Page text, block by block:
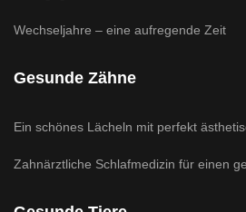
Wechseljahre – eine aufregende Zeit
Gesunde Zähne
Ein schönes Lächeln mit perfekt
Zahnärztliche Schlafmedizin für einen